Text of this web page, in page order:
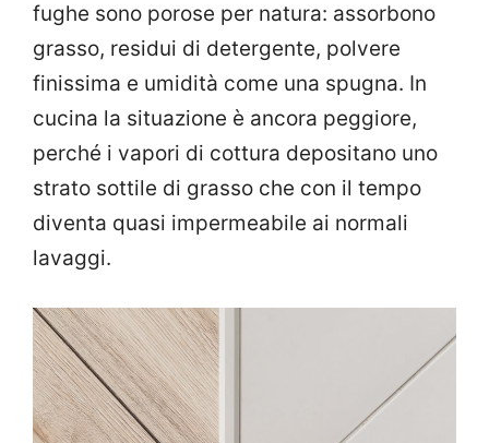
fughe sono porose per natura: assorbono
grasso, residui di detergente, polvere
finissima e umidità come una spugna. In
cucina la situazione è ancora peggiore,
perché i vapori di cottura depositano uno
strato sottile di grasso che con il tempo
diventa quasi impermeabile ai normali
lavaggi.